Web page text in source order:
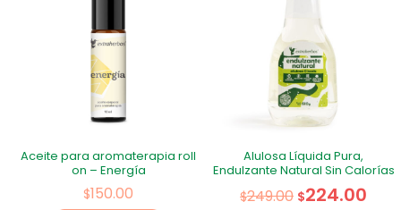
Aceite para aromaterapia roll
on – Energía
$150.00
Alulosa Líquida Pura,
Endulzante Natural Sin Calorías
$249.00 $224.00